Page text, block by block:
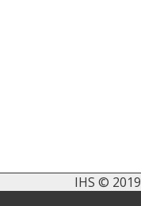
IHS © 2019